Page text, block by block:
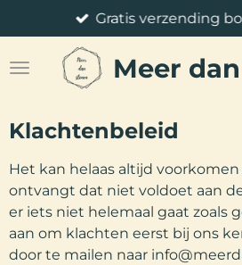
direct
naar
Meer
Gratis verzending
Klachtenbeleid
Het kan helaas altijd
ontvangt dat niet voldoet aan
er iets niet helemaal gaat zoals
aan om klachten eerst bij ons
door te mailen naar